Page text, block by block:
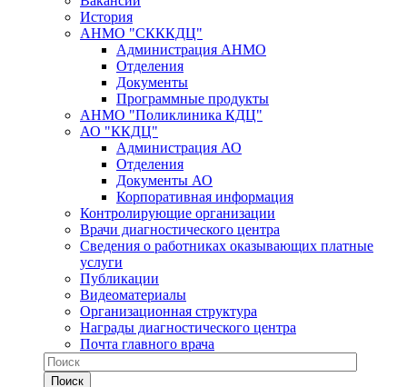
История
АНМО "СКККДЦ"
Администрация АНМО
Отделения
Документы
Программные продукты
АНМО "Поликлиника КДЦ"
АО "ККДЦ"
Администрация АО
Отделения
Документы АО
Корпоративная информация
Контролирующие организации
Врачи диагностического центра
Сведения о работниках оказывающих платные
услуги
Публикации
Видеоматериалы
Организационная структура
Награды диагностического центра
Почта главного врача